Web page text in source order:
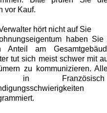
vor Kauf.
hört nicht auf Sie
haben
Anteil am
tut sich meist schwer mit
zu kommunizieren.
in